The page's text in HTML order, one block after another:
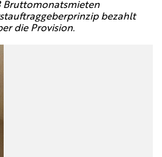
Bruttomonatsmieten
bezahlt
die Provision.